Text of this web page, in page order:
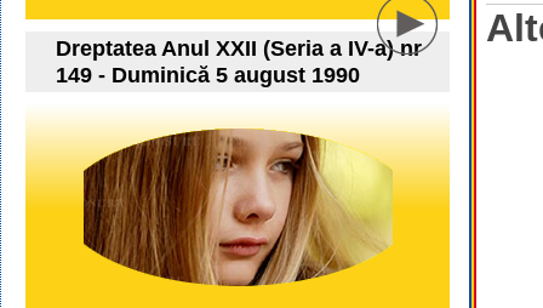
Dreptatea Anul XXII (Seria a IV-a) nr
149 - Duminică 5 august 1990